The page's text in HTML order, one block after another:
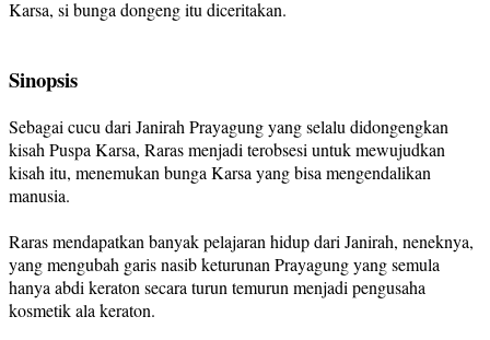
Karsa, si bunga dongeng itu diceritakan.
Sinopsis
Sebagai cucu dari Janirah Prayagung yang selalu didongengkan
kisah Puspa Karsa, Raras menjadi terobsesi untuk mewujudkan
kisah itu, menemukan bunga Karsa yang bisa mengendalikan
manusia.
Raras mendapatkan banyak pelajaran hidup dari Janirah, neneknya,
yang mengubah garis nasib keturunan Prayagung yang semula
hanya abdi keraton secara turun temurun menjadi pengusaha
kosmetik ala keraton.